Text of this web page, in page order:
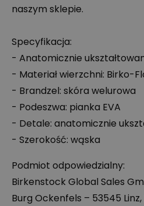
naszym sklepie.
Specyfikacja:
- Anatomicznie
- Materiał wierzchni: Birko-
- Brandzel: skóra welurowa
- Podeszwa: pianka EVA
- Detale: anatomicznie
- Szerokość: wąska
Podmiot odpowiedzialny:
Birkenstock Global Sales
Burg Ockenfels – 53545